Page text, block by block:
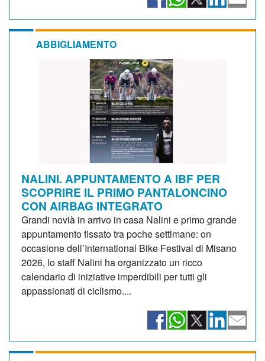
ABBIGLIAMENTO
NALINI. APPUNTAMENTO A IBF PER
SCOPRIRE IL PRIMO PANTALONCINO
CON AIRBAG INTEGRATO
Grandi novià in arrivo in casa Nalini e primo grande
appuntamento fissato tra poche settimane: on
occasione dell’International Bike Festival di Misano
2026, lo staff Nalini ha organizzato un ricco
calendario di iniziative imperdibili per tutti gli
appassionati di ciclismo....